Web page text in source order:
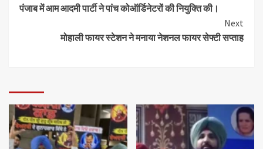
पंजाब में आम आदमी पार्टी ने पांच कोऑर्डिनेटरों की नियुक्ति की।
Next
मोहाली फायर स्टेशन ने मनाया नेशनल फायर सेफ्टी सप्ताह